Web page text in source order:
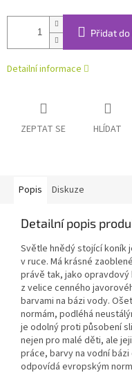
Přidat do
Detailní informace
ZEPTAT SE HLÍDAT
Popis Diskuze
Detailní popis
Světle hnědý stojící koník
v ruce. Má krásné
právě tak, jako opravdový
z velice cenného
barvami na bázi vody.
normám, podléhá
je odolný proti působení
nejen pro malé děti, ale
práce, barvy na vodní
odpovídá evropským